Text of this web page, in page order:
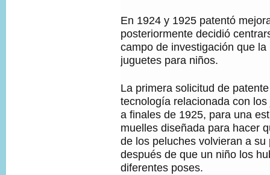
En 1924 y 1925 patentó
posteriormente decidió
campo de investigación que
juguetes para niños.
La primera solicitud de
tecnología relacionada con
a finales de 1925, para una
muelles diseñada para hacer
de los peluches volvieran a su
después de que un niño los
diferentes poses.